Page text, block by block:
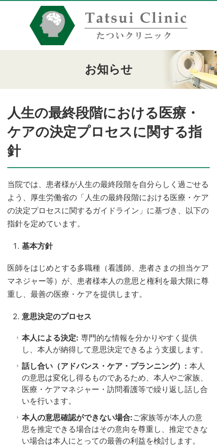
お知らせ
人生の最終段階における医療・
ケアの決定プロセスに関する指
針
当院では、患者様が人生の最終段階を自分らしく過ごせる
よう、厚生労働省の「人生の最終段階における医療・ケア
の決定プロセスに関するガイドライン」に基づき、以下の
指針を定めています。
基本方針
医師をはじめとする多職種（看護師、患者さまの担当ケア
マネジャー等）が、患者様本人の意思と権利を最大限に尊
重し、最善の医療・ケアを提供します。
意思決定のプロセス
本人による決定: 専門的な情報を分かりやすく提供
し、本人が納得して意思決定できるよう支援します。
話し合い（アドバンス・ケア・プランニング）: 本人
の意思は変化し得るものであるため、本人やご家族、
医療・ケアマネジャー・訪問看護等で繰り返し話し合
いを行います。
本人の意思確認ができない場合:ご家族等が本人の意
思を推定できる場合はその意向を尊重し、推定できな
い場合は本人にとっての最善の利益を検討します。